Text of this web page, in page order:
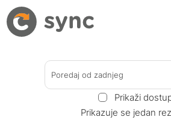
Poredaj od zadnjeg
Prikaži
Prikazuje se jedan